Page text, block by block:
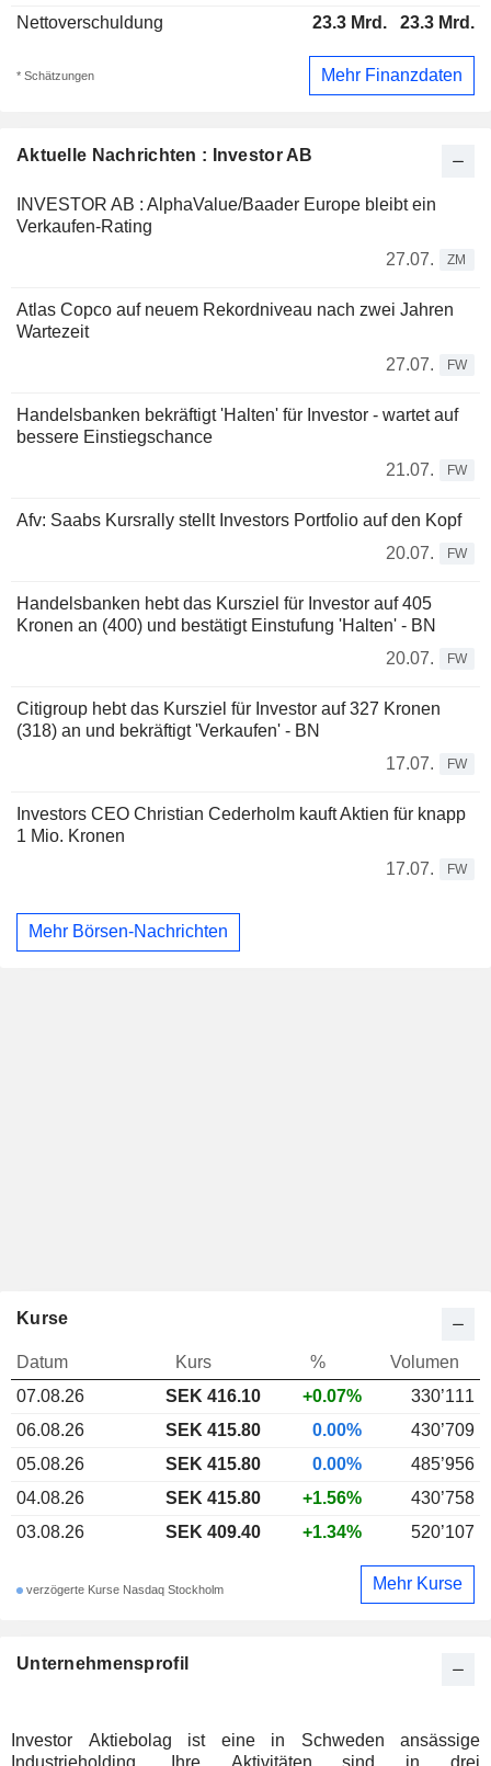
Aktuelle Nachrichten : Investor AB
INVESTOR AB : AlphaValue/Baader Europe bleibt ein
Verkaufen-Rating
27.07.
ZM
Atlas Copco auf neuem Rekordniveau nach zwei Jahren
Wartezeit
27.07.
FW
Handelsbanken bekräftigt 'Halten' für Investor - wartet auf
bessere Einstiegschance
21.07.
FW
Afv: Saabs Kursrally stellt Investors Portfolio auf den Kopf
20.07.
FW
Handelsbanken hebt das Kursziel für Investor auf 405
Kronen an (400) und bestätigt Einstufung 'Halten' - BN
20.07.
FW
Citigroup hebt das Kursziel für Investor auf 327 Kronen
(318) an und bekräftigt 'Verkaufen' - BN
17.07.
FW
Investors CEO Christian Cederholm kauft Aktien für knapp
1 Mio. Kronen
17.07.
FW
Mehr Börsen-Nachrichten
Nettoverschuldung
23.3 Mrd. 23.3 Mrd.
* Schätzungen Mehr Finanzdaten
Unternehmensprofil
Investor Aktiebolag ist eine in Schweden ansässige
Industrieholding. Ihre Aktivitäten sind in drei
Kurse
Datum Kurs %
Volumen
07.08.26
SEK 416.10 +0.07%
330’111
06.08.26
SEK 415.80 0.00%
430’709
05.08.26
SEK 415.80 0.00%
485’956
04.08.26
SEK 415.80 +1.56%
430’758
03.08.26
SEK 409.40 +1.34% 520’107
verzögerte Kurse Nasdaq Stockholm Mehr Kurse